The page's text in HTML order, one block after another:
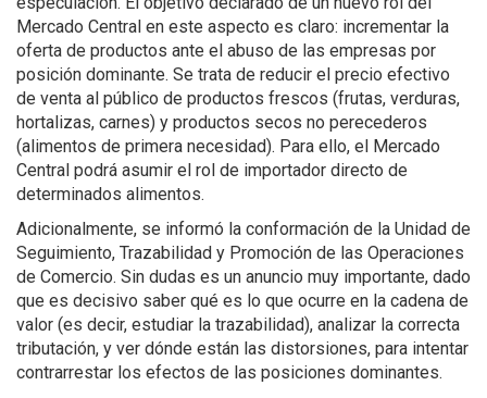
Mercado Central en este aspecto es claro: incrementar la
oferta de productos ante el abuso de las empresas por
posición dominante. Se trata de reducir el precio efectivo
de venta al público de productos frescos (frutas, verduras,
hortalizas, carnes) y productos secos no perecederos
(alimentos de primera necesidad). Para ello, el Mercado
Central podrá asumir el rol de importador directo de
determinados alimentos.
Adicionalmente, se informó la conformación de la Unidad de
Seguimiento, Trazabilidad y Promoción de las Operaciones
de Comercio. Sin dudas es un anuncio muy importante, dado
que es decisivo saber qué es lo que ocurre en la cadena de
valor (es decir, estudiar la trazabilidad), analizar la correcta
tributación, y ver dónde están las distorsiones, para intentar
contrarrestar los efectos de las posiciones dominantes.